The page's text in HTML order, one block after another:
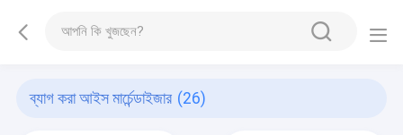
ব্যাগ করা আইস মার্চেন্ডাইজার (26)